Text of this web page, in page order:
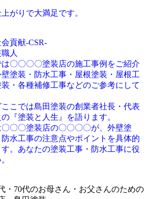
がりで大満足です。
貢献-CSR-
人
は〇〇〇〇塗装店の施工事例をご紹介
塗装・防水工事・屋根塗装・屋根工
・各種補修工事などのご参考にして
ここでは島田塗装の創業者社長・代表
『塗装と人生』を語ります。
〇〇〇塗装店の〇〇〇〇が、外壁塗
水工事の注意点やポイントを具体的
。あなたの塗装工事・防水工事に役
・70代のお母さん・お父さんのための